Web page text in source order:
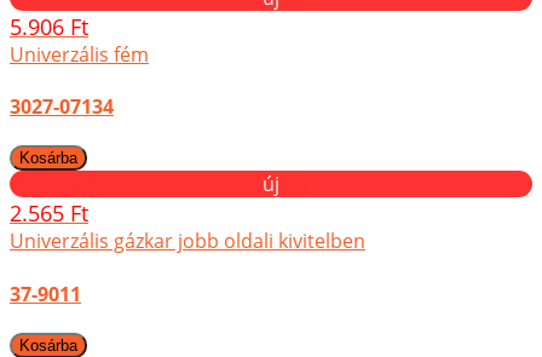
5.906 Ft
Univerzális fém
3027-07134
új
2.565 Ft
Univerzális gázkar jobb oldali kivitelben
37-9011